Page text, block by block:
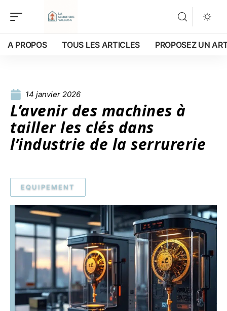
A PROPOS TOUS LES ARTICLES PROPOSEZ UN
14 janvier 2026
L’avenir des machines à
tailler les clés dans
l’industrie de la serrurerie
EQUIPEMENT